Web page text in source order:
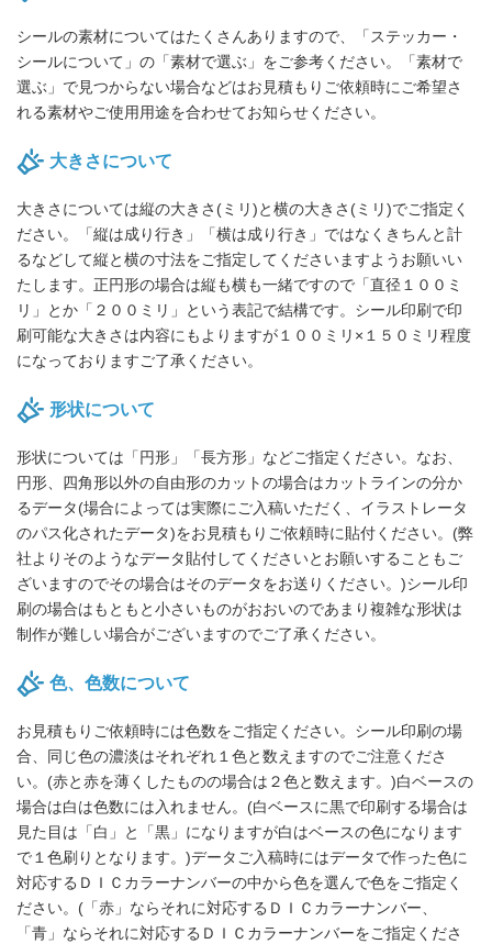
シールの素材についてはたくさんありますので、「ステッカー・
シールについて」の「素材で選ぶ」をご参考ください。「素材で
選ぶ」で見つからない場合などはお見積もりご依頼時にご希望さ
れる素材やご使用用途を合わせてお知らせください。
大きさについて
大きさについては縦の大きさ(ミリ)と横の大きさ(ミリ)でご指定く
ださい。「縦は成り行き」「横は成り行き」ではなくきちんと計
るなどして縦と横の寸法をご指定してくださいますようお願いい
たします。正円形の場合は縦も横も一緒ですので「直径１００ミ
リ」とか「２００ミリ」という表記で結構です。シール印刷で印
刷可能な大きさは内容にもよりますが１００ミリ×１５０ミリ程度
になっておりますご了承ください。
形状について
形状については「円形」「長方形」などご指定ください。なお、
円形、四角形以外の自由形のカットの場合はカットラインの分か
るデータ(場合によっては実際にご入稿いただく、イラストレータ
のパス化されたデータ)をお見積もりご依頼時に貼付ください。(弊
社よりそのようなデータ貼付してくださいとお願いすることもご
ざいますのでその場合はそのデータをお送りください。)シール印
刷の場合はもともと小さいものがおおいのであまり複雑な形状は
制作が難しい場合がございますのでご了承ください。
色、色数について
お見積もりご依頼時には色数をご指定ください。シール印刷の場
合、同じ色の濃淡はそれぞれ１色と数えますのでご注意くださ
い。(赤と赤を薄くしたものの場合は２色と数えます。)白ベースの
場合は白は色数には入れません。(白ベースに黒で印刷する場合は
見た目は「白」と「黒」になりますが白はベースの色になります
で１色刷りとなります。)データご入稿時にはデータで作った色に
対応するＤＩＣカラーナンバーの中から色を選んで色をご指定く
ださい。(「赤」ならそれに対応するＤＩＣカラーナンバー、
「青」ならそれに対応するＤＩＣカラーナンバーをご指定くださ